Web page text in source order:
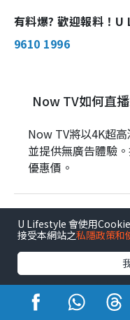
有料爆? 歡迎報料！
9610 1996
Now TV如何直
Now TV將以4K超
並提供無廣告體驗
優惠價。
ViuTV會免費直
運動狂熱 世界盃
球類運動
運動
U Lifestyle 會使用
接受本網站之私隱政策和